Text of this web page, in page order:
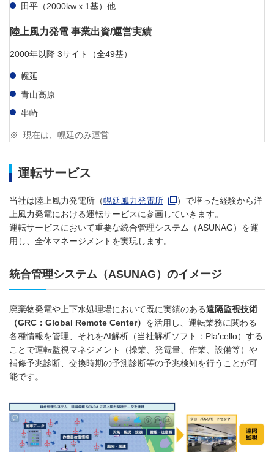
田平（2000kwｘ1基）他
陸上風力発電 事業出資/運営実績
2000年以降 3サイト（全49基）
幌延
青山高原
串崎
※ 現在は、幌延のみ運営
運転サービス
当社は陸上風力発電所（幌延風力発電所新規ウィンドウを開きます
）で培った経験から洋
上風力発電における運転サービスに参画していきます。
運転サービスにおいて重要な統合管理システム（ASUNAG）を運
用し、全体マネージメントを実現します。
統合管理システム（ASUNAG）のイメージ
廃棄物発電や上下水処理場において既に実績のある遠隔監視技術
（GRC：Global Remote Center） を活用し、運転業務に関わる
各種情報を管理、それをAI解析（当社解析ソフト：Pla’cello）する
ことで運転監視マネジメント（操業、発電量、作業、設備等）や
補修予兆診断、交換時期の予測診断等の予兆検知を行うことが可
能です。